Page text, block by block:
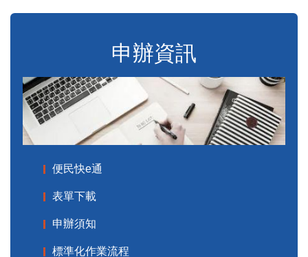
申辦資訊
便民快e通
表單下載
申辦須知
標準化作業流程